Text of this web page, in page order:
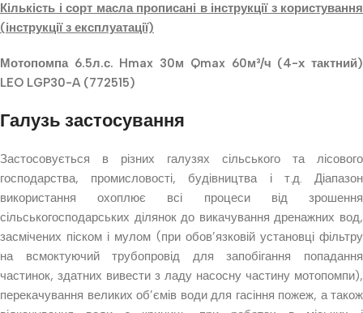
Кількість і сорт масла прописані в інструкції з користування
(інструкції з експлуатації)
Мотопомпа 6.5л.с. Hmax 30м Qmax 60м³/ч (4-х тактний)
LEO LGP30-A (772515)
Галузь застосування
Застосовується в різних галузях сільського та лісового
господарства, промисловості, будівництва і т.д. Діапазон
використання охоплює всі процеси від зрошення
сільськогосподарських ділянок до викачування дренажних вод,
засмічених піском і мулом (при обов’язковій установці фільтру
на всмоктуючий трубопровід для запобігання попадання
частинок, здатних вивести з ладу насосну частину мотопомпи),
перекачування великих об’ємів води для гасіння пожеж, а також